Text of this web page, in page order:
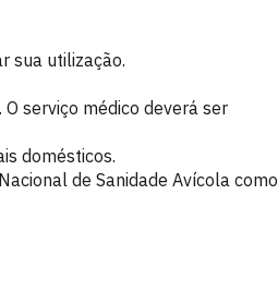
sua utilização.
serviço médico deverá ser
domésticos.
de Sanidade Avícola como